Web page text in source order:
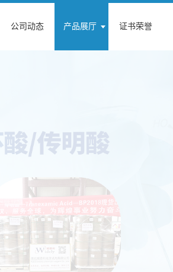
公司动态 产品展厅 证书荣誉